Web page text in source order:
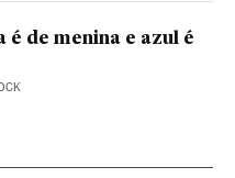
é de menina e azul é